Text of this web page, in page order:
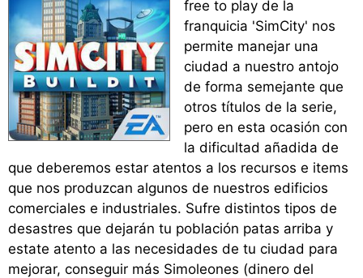
free to play de la
franquicia 'SimCity' nos
permite manejar una
ciudad a nuestro antojo
de forma semejante que
otros títulos de la serie,
pero en esta ocasión con
la dificultad añadida de
que deberemos estar atentos a los recursos e items
que nos produzcan algunos de nuestros edificios
comerciales e industriales. Sufre distintos tipos de
desastres que dejarán tu población patas arriba y
estate atento a las necesidades de tu ciudad para
mejorar, conseguir más Simoleones (dinero del